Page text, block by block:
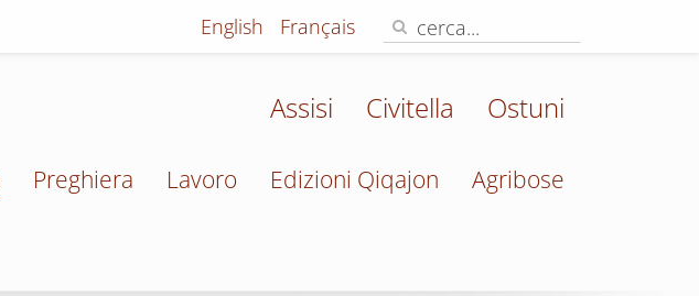
English Français
Assisi Civitella Ostuni
Preghiera Lavoro Edizioni Qiqajon Agribose